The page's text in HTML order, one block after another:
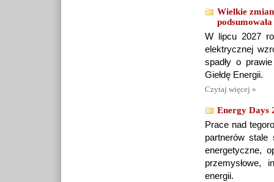
Wielkie
W lipcu 2027
elektrycznej
spadły o
Giełdę Energii.
Czytaj więcej »
Energy Days
Prace nad
partnerów stale
energetyczne,
przemysłowe,
energii.